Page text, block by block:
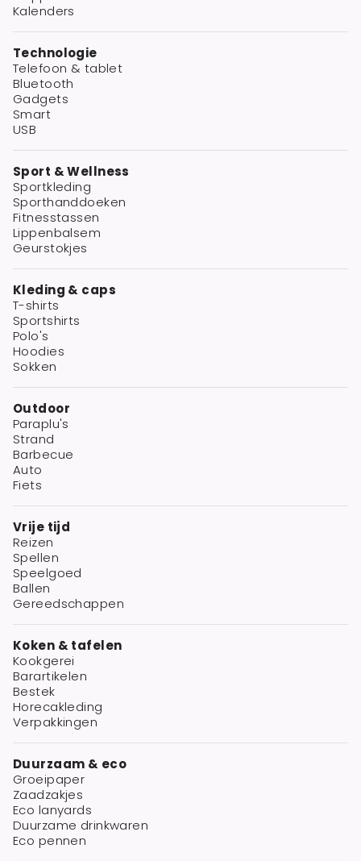
Kalenders
Technologie
Telefoon & tablet
Bluetooth
Gadgets
Smart
USB
Sport & Wellness
Sportkleding
Sporthanddoeken
Fitnesstassen
Lippenbalsem
Geurstokjes
Kleding & caps
T-shirts
Sportshirts
Polo's
Hoodies
Sokken
Outdoor
Paraplu's
Strand
Barbecue
Auto
Fiets
Vrije tijd
Reizen
Spellen
Speelgoed
Ballen
Gereedschappen
Koken & tafelen
Kookgerei
Barartikelen
Bestek
Horecakleding
Verpakkingen
Duurzaam & eco
Groeipaper
Zaadzakjes
Eco lanyards
Duurzame drinkwaren
Eco pennen